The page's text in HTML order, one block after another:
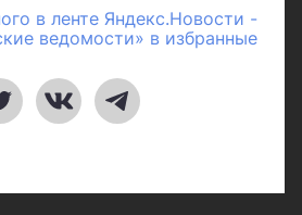
в ленте Яндекс.Новости -
ведомости» в избранные